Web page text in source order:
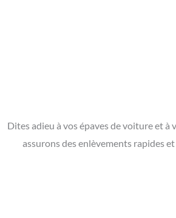
Dites adieu à vos épaves de voiture et
assurons des enlèvements rapides